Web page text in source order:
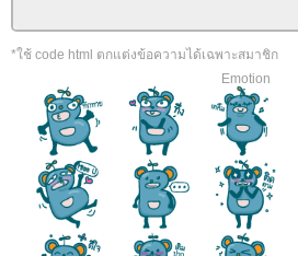
*ใช้ code html ตกแต่งข้อความได้เฉพาะสมาชิก
Emotion